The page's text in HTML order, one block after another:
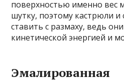
поверхностью именно вес
шутку, поэтому кастрюли и
ставить с размаху, ведь
кинетической энергией и
Эмалированная